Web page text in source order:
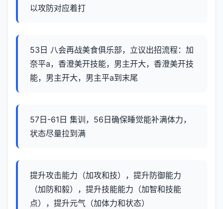
以攻防对应着打
53日 八会再战美食俱乐部，立议出招流程：加
奈平a，香澄美开技能，男主开大，香澄美开技
能，男主开大，男主平a到末尾
57日-61日 集训，56日确保睡觉能补满体力，
状态尽量拉到满
提升攻击能力（加攻和技），提升防御能力
（加防和毅），提升技能能力（加智和技能
点），提升元气（加体力和状态）